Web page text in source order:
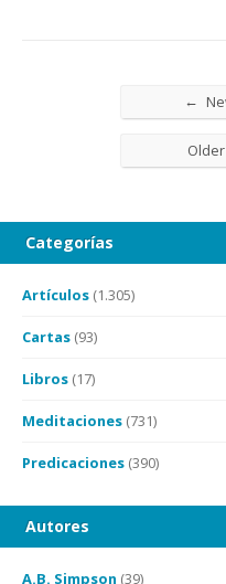
←
Categorías
Artículos (1.305)
Cartas (93)
Libros (17)
Meditaciones (731)
Predicaciones (390)
Autores
A.B. Simpson (39)